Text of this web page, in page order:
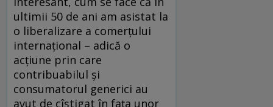
ultimii 50 de ani am asistat la
o liberalizare a comerţului
internaţional – adică o
acţiune prin care
contribuabilul şi
consumatorul generici au
avut de cîştigat în faţa unor